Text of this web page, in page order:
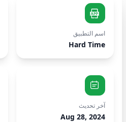
اسم التطبيق
Hard Time
آخر تحديث
Aug 28, 2024